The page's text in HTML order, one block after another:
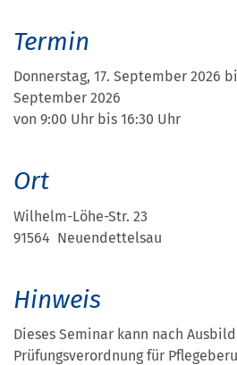
Termin
Donnerstag, 17. September 2026
September 2026
von 9:00 Uhr bis 16:30 Uhr
Ort
Wilhelm-Löhe-Str. 23
91564 Neuendettelsau
Hinweis
Dieses Seminar kann nach
Prüfungsverordnung für